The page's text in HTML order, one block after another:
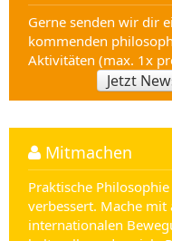
Gerne senden wir dir
kommenden
Aktivitäten (max. 1x
Jetzt
Mitmachen
Praktische
verbessert. Mache
internationalen